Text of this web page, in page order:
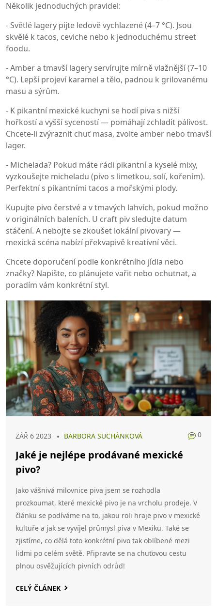
Několik jednoduchých pravidel:
- Světlé lagery pijte ledově vychlazené (4–7 °C). Jsou
skvělé k tacos, ceviche nebo k jednoduchému street
foodu.
- Amber a tmavší lagery servírujte mírně vlažnější (7–10
°C). Lepší projeví karamel a tělo, padnou k grilovanému
masu a sýrům.
- K pikantní mexické kuchyni se hodí piva s nižší
hořkostí a vyšší syceností — pomáhají zchladit pálivost.
Chcete-li zvýraznit chuť masa, zvolte amber nebo tmavší
lager.
- Michelada? Pokud máte rádi pikantní a kyselé mixy,
vyzkoušejte micheladu (pivo s limetkou, solí, kořením).
Perfektní s pikantními tacos a mořskými plody.
Kupujte pivo čerstvé a v tmavých lahvích, pokud možno
v originálních baleních. U craft piv sledujte datum
stáčení. A nebojte se zkoušet lokální pivovary —
mexická scéna nabízí překvapivě kreativní věci.
Chcete doporučení podle konkrétního jídla nebo
značky? Napište, co plánujete vařit nebo ochutnat, a
poradím vám konkrétní styl.
ZÁŘ 6 2023 BARBORA SUCHÁNKOVÁ 0
Jaké je nejlépe prodávané mexické
pivo?
Jako vášnivá milovnice piva jsem se rozhodla
prozkoumat, které mexické pivo je na vrcholu prodeje. V
článku se podíváme na to, jakou roli hraje pivo v mexické
kultuře a jak se vyvíjel průmysl piva v Mexiku. Také se
zjistíme, co dělá toto konkrétní pivo tak oblíbené mezi
lidmi po celém světě. Připravte se na chuťovou cestu
plnou osvěžujících pivních odrůd!
CELÝ ČLÁNEK